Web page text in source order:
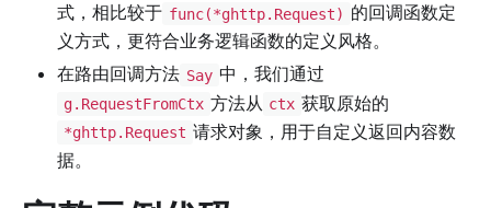
式，相比较于 func(*ghttp.Request) 的回调函数定
义方式，更符合业务逻辑函数的定义风格。
在路由回调方法 Say 中，我们通过
g.RequestFromCtx 方法从 ctx 获取原始的
*ghttp.Request 请求对象，用于自定义返回内容数
据。